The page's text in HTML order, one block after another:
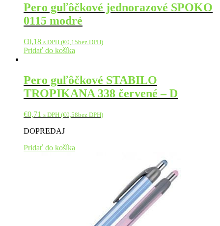
Pero guľôčkové jednorazové SPOKO
0115 modré
€0,18 s DPH (€0,15bez DPH)
Pridať do košíka
Pero guľôčkové STABILO
TROPIKANA 338 červené – D
€0,71 s DPH (€0,58bez DPH)
DOPREDAJ
Pridať do košíka